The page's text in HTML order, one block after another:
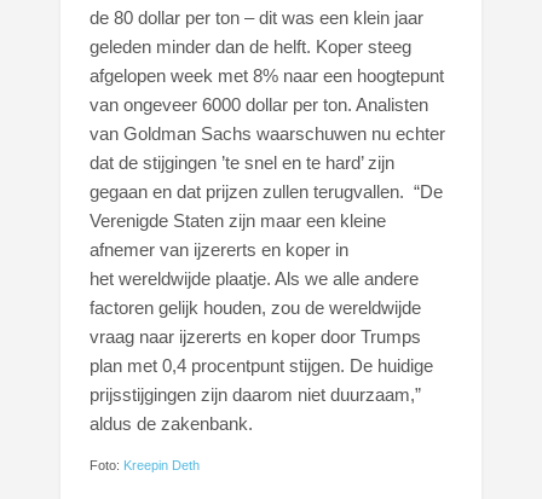
de 80 dollar per ton – dit was een klein jaar
geleden minder dan de helft. Koper steeg
afgelopen week met 8% naar een hoogtepunt
van ongeveer 6000 dollar per ton. Analisten
van Goldman Sachs waarschuwen nu echter
dat de stijgingen ’te snel en te hard’ zijn
gegaan en dat prijzen zullen terugvallen. “De
Verenigde Staten zijn maar een kleine
afnemer van ijzererts en koper in
het wereldwijde plaatje. Als we alle andere
factoren gelijk houden, zou de wereldwijde
vraag naar ijzererts en koper door Trumps
plan met 0,4 procentpunt stijgen. De huidige
prijsstijgingen zijn daarom niet duurzaam,”
aldus de zakenbank.
Foto: Kreepin Deth